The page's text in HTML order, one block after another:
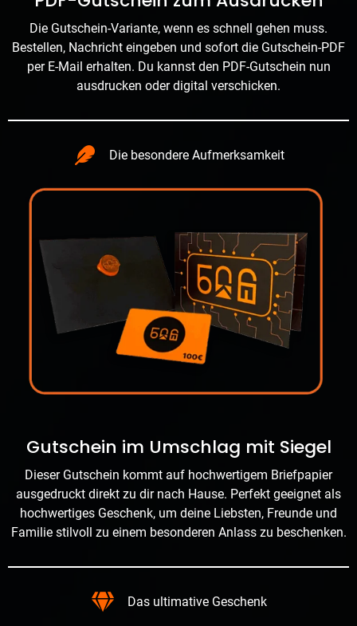
Die Gutschein-Variante, wenn es schnell gehen muss.
Bestellen, Nachricht eingeben und sofort die Gutschein-PDF
per E-Mail erhalten. Du kannst den PDF-Gutschein nun
ausdrucken oder digital verschicken.
Die besondere Aufmerksamkeit
Gutschein im Umschlag mit Siegel
Dieser Gutschein kommt auf hochwertigem Briefpapier
ausgedruckt direkt zu dir nach Hause. Perfekt geeignet als
hochwertiges Geschenk, um deine Liebsten, Freunde und
Familie stilvoll zu einem besonderen Anlass zu beschenken.
Das ultimative Geschenk